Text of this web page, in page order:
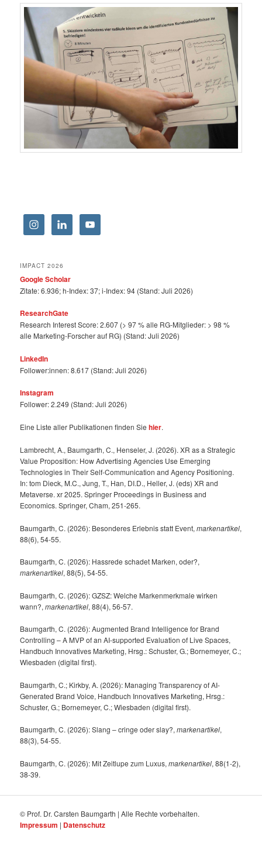
IMPACT 2026
Google Scholar
Zitate: 6.936; h-Index: 37; i-Index: 94 (Stand: Juli 2026)
ResearchGate
Research Interest Score: 2.607 (> 97 % alle RG-Mitglieder: > 98 %
alle Marketing-Forscher auf RG) (Stand: Juli 2026)
LinkedIn
Follower:innen: 8.617 (Stand: Juli 2026)
Instagram
Follower: 2.249 (Stand: Juli 2026)
Eine Liste aller Publikationen finden Siehier.
Lambrecht, A., Baumgarth, C., Henseler, J. (2026). XR as a Strategic
Value Proposition: How Advertising Agencies Use Emerging
Technologies in Their Self-Communication and Agency Positioning.
In: tom Dieck, M.C., Jung, T., Han, DI.D., Heller, J. (eds) XR and
Metaverse. xr 2025. Springer Proceedings in Business and
Economics. Springer, Cham, 251-265.
Baumgarth, C. (2026): Besonderes Erlebnis statt Event,markenartikel,
88(6), 54-55.
Baumgarth, C. (2026): Hassrede schadet Marken, oder?,
markenartikel, 88(5), 54-55.
Baumgarth, C. (2026): GZSZ: Welche Markenmerkmale wirken
wann?,markenartikel, 88(4), 56-57.
Baumgarth, C. (2026): Augmented Brand Intelligence for Brand
Controlling – A MVP of an AI-supported Evaluation of Live Spaces,
Handbuch Innovatives Marketing, Hrsg.: Schuster, G.; Bornemeyer, C.;
Wiesbaden (digital first).
Baumgarth, C.; Kirkby, A. (2026): Managing Transparency of AI-
Generated Brand Voice, Handbuch Innovatives Marketing, Hrsg.:
Schuster, G.; Bornemeyer, C.; Wiesbaden (digital first).
Baumgarth, C. (2026): Slang – cringe oder slay?,markenartikel,
88(3), 54-55.
Baumgarth, C. (2026): Mit Zeitlupe zum Luxus,markenartikel, 88(1-2),
38-39.
© Prof. Dr. Carsten Baumgarth | Alle Rechte vorbehalten.
Impressum | Datenschutz